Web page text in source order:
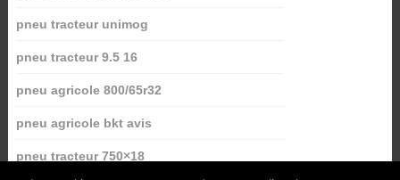
pneu tracteur unimog
pneu tracteur 9.5 16
pneu agricole 800/65r32
pneu agricole bkt avis
pneu tracteur 750×18